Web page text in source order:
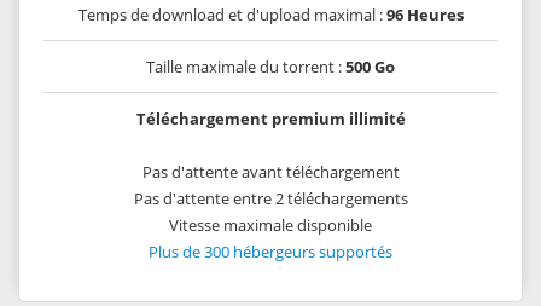
Temps de download et d'upload maximal :96 Heures
Taille maximale du torrent :500 Go
Téléchargement premium illimité
Pas d'attente avant téléchargement
Pas d'attente entre 2 téléchargements
Vitesse maximale disponible
Plus de 300 hébergeurs supportés